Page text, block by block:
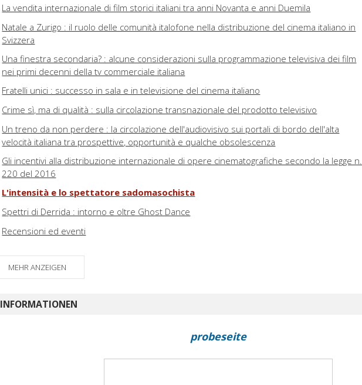
La vendita internazionale di film storici italiani tra anni Novanta e anni Duemila
Natale a Zurigo : il ruolo delle comunità italofone nella distribuzione del cinema italiano in
Svizzera
Una finestra secondaria? : alcune considerazioni sulla programmazione televisiva dei film
nei primi decenni della tv commerciale italiana
Fratelli unici : successo in sala e in televisione del cinema italiano
Crime sì, ma di qualità : sulla circolazione transnazionale del prodotto televisivo
Un treno da non perdere : la circolazione dell'audiovisivo sui portali di bordo dell'alta
velocità italiana tra prospettive, opportunità e qualche obsolescenza
Gli incentivi alla distribuzione internazionale di opere cinematografiche secondo la legge n.
220 del 2016
L'intensità e lo spettatore sadomasochista
Spettri di Derrida : intorno e oltre Ghost Dance
Recensioni ed eventi
MEHR ANZEIGEN
INFORMATIONEN
probeseite